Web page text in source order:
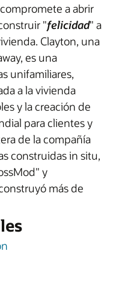
a abrir
"felicidad" a
Clayton, una
es una
unifamiliares,
a la vivienda
y la creación de
para clientes y
de la compañía
construidas in situ,
y
más de